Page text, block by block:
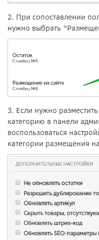
2. При сопоставлении
нужно выбрать
3. Если нужно
категорию в панели
воспользоваться
категории размещения